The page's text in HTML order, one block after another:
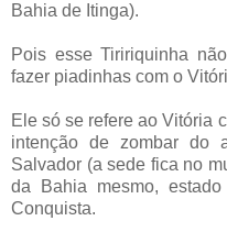
Bahia de Itinga).
Pois esse Tiririquinha
fazer piadinhas com o
Ele só se refere ao Vitória
intenção de zombar do
Salvador (a sede fica no
da Bahia mesmo,
Conquista.